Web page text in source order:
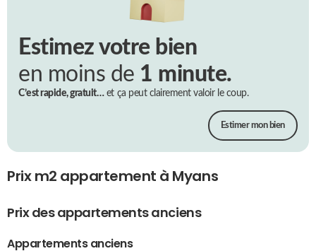
Estimez votre bien
en moins de 1 minute.
C’est rapide, gratuit…et ça peut clairement valoir le coup.
Estimer mon bien
Prix m2 appartement à Myans
Prix des appartements anciens
Appartements anciens